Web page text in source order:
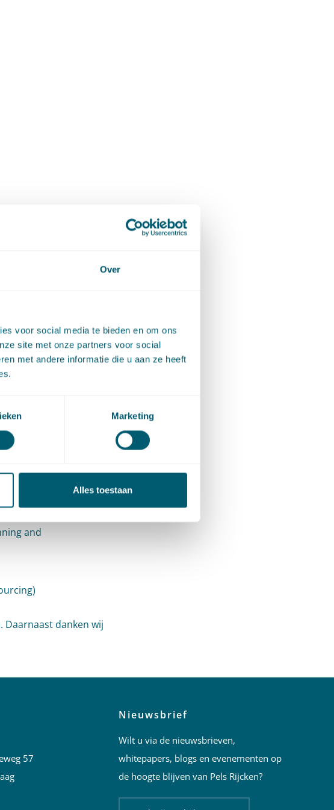
Over
voor social media te bieden en om ons
site met onze partners voor social
met andere informatie die u aan ze heeft
Marketing
Alles toestaan
Court Litigation)
and
and
Daarnaast danken wij
57
Nieuwsbrief
Wilt u via de nieuwsbrieven,
whitepapers, blogs en evenementen op
de hoogte blijven van Pels Rijcken?